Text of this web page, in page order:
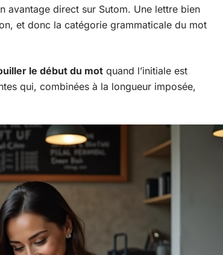
avantage direct sur Sutom. Une lettre bien
et donc la catégorie grammaticale du mot
le début du mot quand l’initiale est
qui, combinées à la longueur imposée,